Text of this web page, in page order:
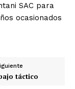
SAC para
ocasionados
táctico